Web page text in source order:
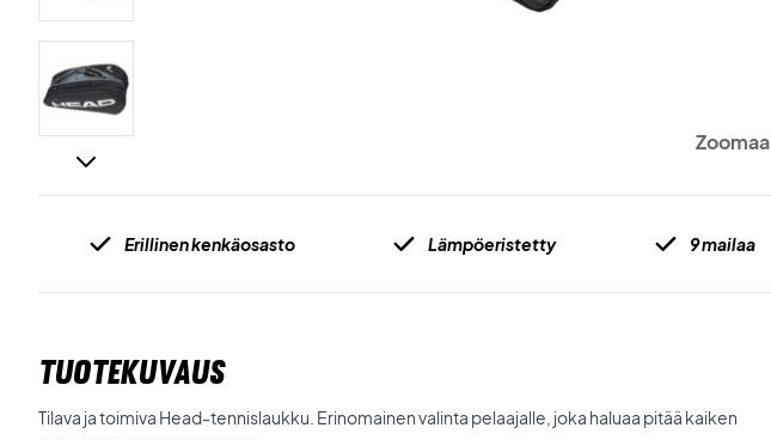
Zoomaa
Erillinen kenkäosasto Lämpöeristetty 9 mailaa
TUOTEKUVAUS
Tilava ja toimiva Head-tennislaukku. Erinomainen valinta pelaajalle, joka haluaa pitää kaiken